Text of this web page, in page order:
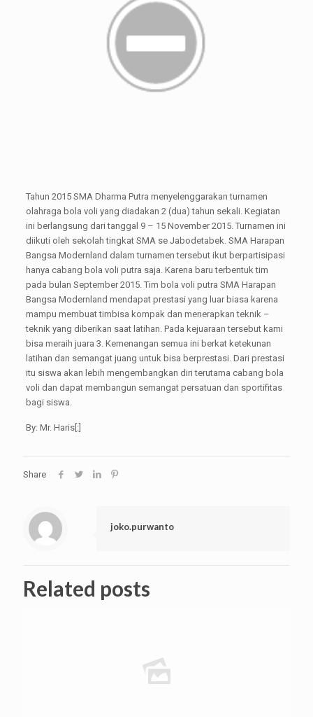
Tahun 2015 SMA Dharma Putra menyelenggarakan turnamen
olahraga bola voli yang diadakan 2 (dua) tahun sekali. Kegiatan
ini berlangsung dari tanggal 9 – 15 November 2015. Turnamen ini
diikuti oleh sekolah tingkat SMA se Jabodetabek. SMA Harapan
Bangsa Modernland dalam turnamen tersebut ikut berpartisipasi
hanya cabang bola voli putra saja. Karena baru terbentuk tim
pada bulan September 2015. Tim bola voli putra SMA Harapan
Bangsa Modernland mendapat prestasi yang luar biasa karena
mampu membuat timbisa kompak dan menerapkan teknik –
teknik yang diberikan saat latihan. Pada kejuaraan tersebut kami
bisa meraih juara 3. Kemenangan semua ini berkat ketekunan
latihan dan semangat juang untuk bisa berprestasi. Dari prestasi
itu siswa akan lebih mengembangkan diri terutama cabang bola
voli dan dapat membangun semangat persatuan dan sportifitas
bagi siswa.
By: Mr. Haris[:]
Share
joko.purwanto
Related posts